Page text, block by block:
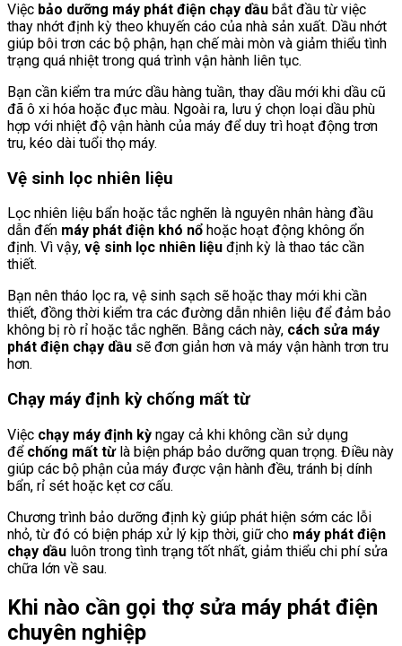
Việc bảo dưỡng máy phát điện chạy dầu bắt đầu từ việc
thay nhớt định kỳ theo khuyến cáo của nhà sản xuất. Dầu nhớt
giúp bôi trơn các bộ phận, hạn chế mài mòn và giảm thiểu tình
trạng quá nhiệt trong quá trình vận hành liên tục.
Bạn cần kiểm tra mức dầu hàng tuần, thay dầu mới khi dầu cũ
đã ô xi hóa hoặc đục màu. Ngoài ra, lưu ý chọn loại dầu phù
hợp với nhiệt độ vận hành của máy để duy trì hoạt động trơn
tru, kéo dài tuổi thọ máy.
Vệ sinh lọc nhiên liệu
Lọc nhiên liệu bẩn hoặc tắc nghẽn là nguyên nhân hàng đầu
dẫn đến máy phát điện khó nổ hoặc hoạt động không ổn
định. Vì vậy, vệ sinh lọc nhiên liệu định kỳ là thao tác cần
thiết.
Bạn nên tháo lọc ra, vệ sinh sạch sẽ hoặc thay mới khi cần
thiết, đồng thời kiểm tra các đường dẫn nhiên liệu để đảm bảo
không bị rò rỉ hoặc tắc nghẽn. Bằng cách này, cách sửa máy
phát điện chạy dầu sẽ đơn giản hơn và máy vận hành trơn tru
hơn.
Chạy máy định kỳ chống mất từ
Việc chạy máy định kỳ ngay cả khi không cần sử dụng
để chống mất từlà biện pháp bảo dưỡng quan trọng. Điều này
giúp các bộ phận của máy được vận hành đều, tránh bị dính
bẩn, rỉ sét hoặc kẹt cơ cấu.
Chương trình bảo dưỡng định kỳ giúp phát hiện sớm các lỗi
nhỏ, từ đó có biện pháp xử lý kịp thời, giữ cho máy phát điện
chạy dầu luôn trong tình trạng tốt nhất, giảm thiểu chi phí sửa
chữa lớn về sau.
Khi nào cần gọi thợ sửa máy phát điện
chuyên nghiệp